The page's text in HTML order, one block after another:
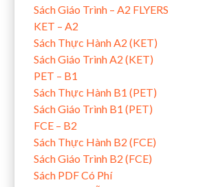
Sách Giáo Trình – A2 FLYERS
KET – A2
Sách Thực Hành A2 (KET)
Sách Giáo Trình A2 (KET)
PET – B1
Sách Thực Hành B1 (PET)
Sách Giáo Trình B1 (PET)
FCE – B2
Sách Thực Hành B2 (FCE)
Sách Giáo Trình B2 (FCE)
Sách PDF Có Phí